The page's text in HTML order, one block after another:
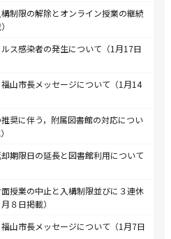
構制限の解除とオンライン授業の継続
ス感染者の発生について（1月17日
福山市長メッセージについて（1月14
奨に伴う，附属図書館の対応につい
期限日の延長と図書館利用について
面授業の中止と入構制限並びに３連休
８日掲載）
福山市長メッセージについて（1月7日